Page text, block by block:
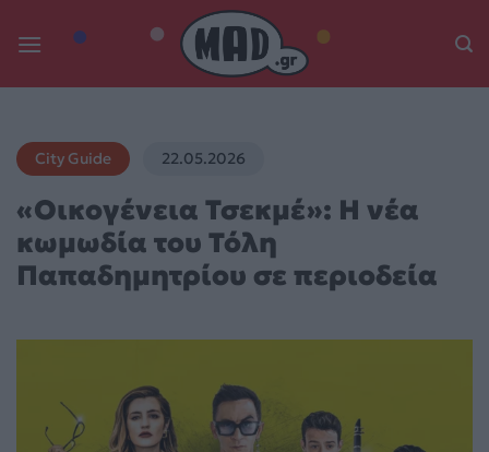
City Guide 22.05.2026
«Οικογένεια Τσεκμέ»: Η νέα
κωμωδία του Τόλη
Παπαδημητρίου σε περιοδεία